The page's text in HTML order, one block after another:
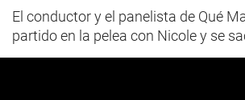
El conductor y el panelista de Qué
partido en la pelea con Nicole y se